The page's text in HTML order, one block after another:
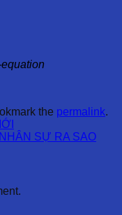
the permalink.
SỰ RA SAO